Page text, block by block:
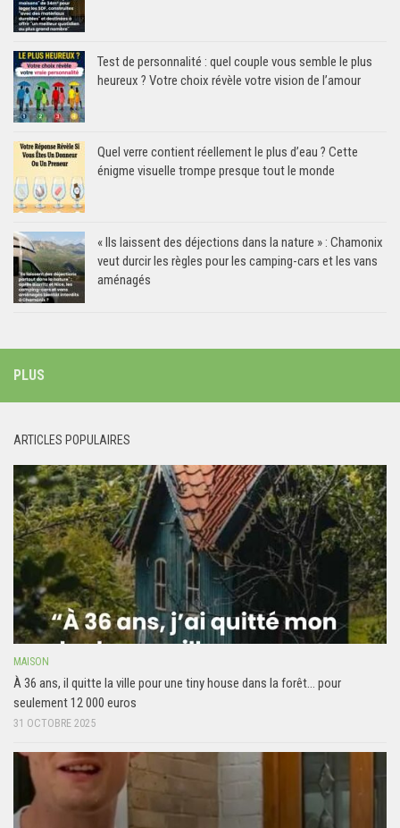
Test de personnalité : quel couple vous semble le plus
heureux ? Votre choix révèle votre vision de l’amour
Quel verre contient réellement le plus d’eau ? Cette
énigme visuelle trompe presque tout le monde
« Ils laissent des déjections dans la nature » : Chamonix
veut durcir les règles pour les camping-cars et les vans
aménagés
PLUS
ARTICLES POPULAIRES
MAISON
À 36 ans, il quitte la ville pour une tiny house dans la forêt… pour
seulement 12 000 euros
31 OCTOBRE 2025